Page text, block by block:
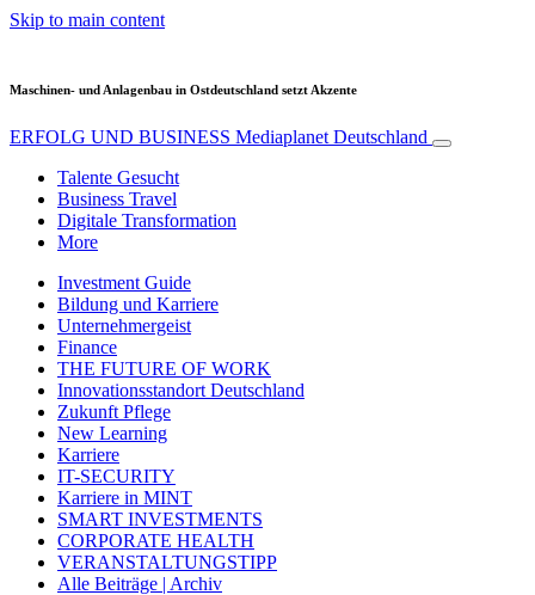
Skip to main content
Maschinen- und Anlagenbau in Ostdeutschland setzt Akzente
ERFOLG UND BUSINESS Mediaplanet Deutschland
Talente Gesucht
Business Travel
Digitale Transformation
More
Investment Guide
Bildung und Karriere
Unternehmergeist
Finance
THE FUTURE OF WORK
Innovationsstandort Deutschland
Zukunft Pflege
New Learning
Karriere
IT-SECURITY
Karriere in MINT
SMART INVESTMENTS
CORPORATE HEALTH
VERANSTALTUNGSTIPP
Alle Beiträge | Archiv